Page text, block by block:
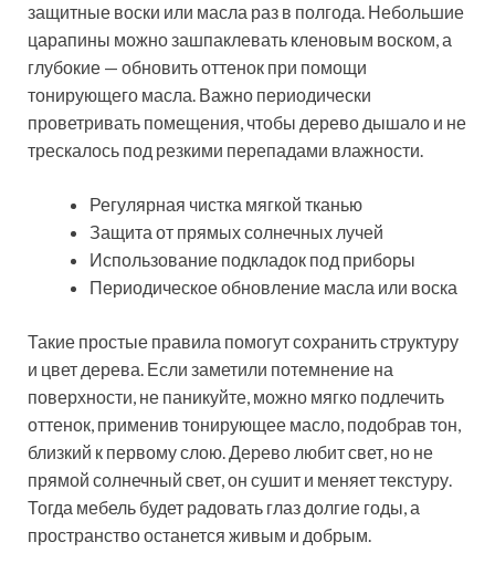
защитные воски или масла раз в полгода. Небольшие
царапины можно зашпаклевать кленовым воском, а
глубокие — обновить оттенок при помощи
тонирующего масла. Важно периодически
проветривать помещения, чтобы дерево дышало и не
трескалось под резкими перепадами влажности.
Регулярная чистка мягкой тканью
Защита от прямых солнечных лучей
Использование подкладок под приборы
Периодическое обновление масла или воска
Такие простые правила помогут сохранить структуру
и цвет дерева. Если заметили потемнение на
поверхности, не паникуйте, можно мягко подлечить
оттенок, применив тонирующее масло, подобрав тон,
близкий к первому слою. Дерево любит свет, но не
прямой солнечный свет, он сушит и меняет текстуру.
Тогда мебель будет радовать глаз долгие годы, а
пространство останется живым и добрым.